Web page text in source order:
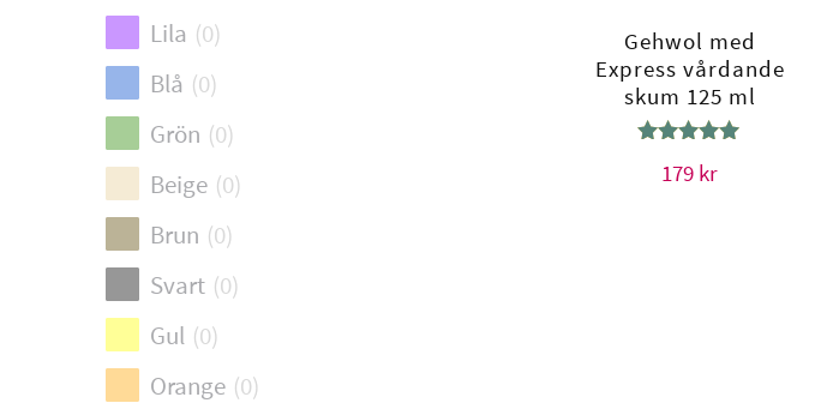
Gehwol med
Express vårdande
skum 125 ml
5.00
179 kr
Lila (0)
Blå (0)
Grön (0)
Beige (0)
Brun (0)
Svart (0)
Gul (0)
Orange (0)